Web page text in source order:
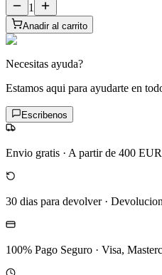
1
Anadir al carrito
Necesitas ayuda?
Estamos aqui para ayudarte en
Escribenos
Envio gratis · A partir de 400 EUR
30 dias para devolver·
100% Pago Seguro · Visa,